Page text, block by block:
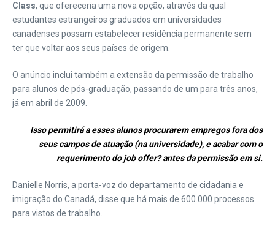
Class, que ofereceria uma nova opção, através da qual
estudantes estrangeiros graduados em universidades
canadenses possam estabelecer residência permanente sem
ter que voltar aos seus países de origem.
O anúncio inclui também a extensão da permissão de trabalho
para alunos de pós-graduação, passando de um para três anos,
já em abril de 2009.
Isso permitirá a esses alunos procurarem empregos fora dos
seus campos de atuação (na universidade), e acabar com o
requerimento do job offer? antes da permissão em si.
Danielle Norris, a porta-voz do departamento de cidadania e
imigração do Canadá, disse que há mais de 600.000 processos
para vistos de trabalho.